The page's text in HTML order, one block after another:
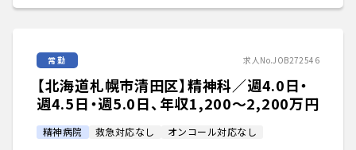
常勤 求人No.JOB272546
【北海道札幌市清田区】精神科／週4.0日・
週4.5日・週5.0日、年収1,200〜2,200万円
精神病院 救急対応なし オンコール対応なし